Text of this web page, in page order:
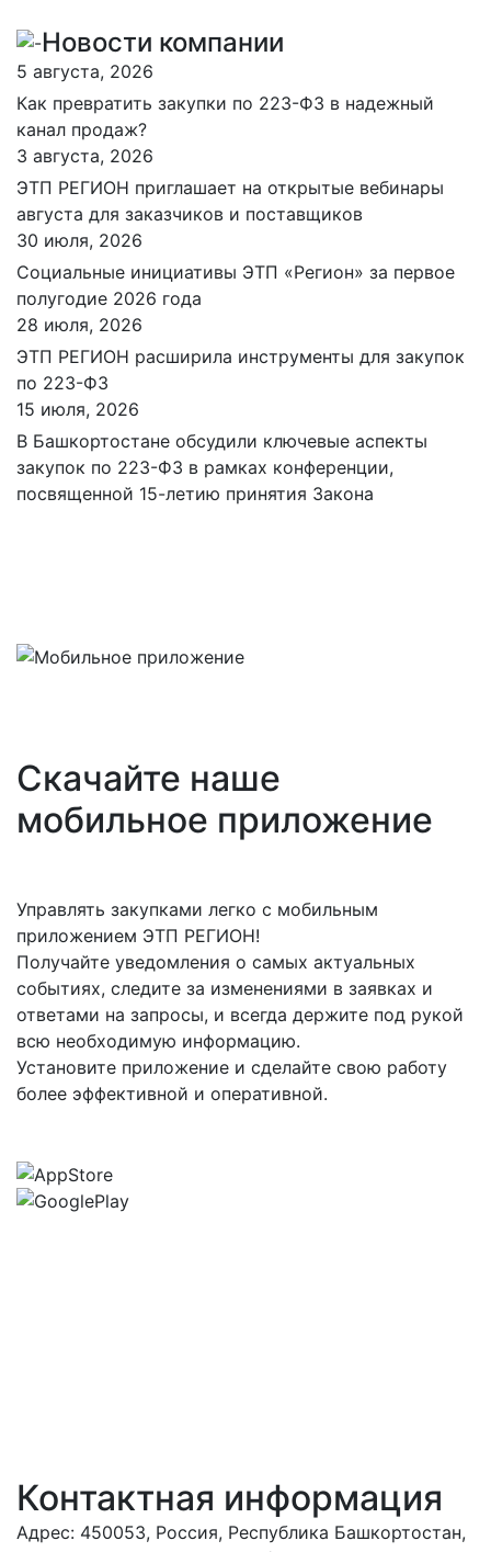
Новости компании
5 августа, 2026
Как превратить закупки по 223-ФЗ в надежный
канал продаж?
3 августа, 2026
ЭТП РЕГИОН приглашает на открытые вебинары
августа для заказчиков и поставщиков
30 июля, 2026
Социальные инициативы ЭТП «Регион» за первое
полугодие 2026 года
28 июля, 2026
ЭТП РЕГИОН расширила инструменты для закупок
по 223-ФЗ
15 июля, 2026
В Башкортостане обсудили ключевые аспекты
закупок по 223-ФЗ в рамках конференции,
посвященной 15-летию принятия Закона
Скачайте наше
мобильное приложение
Управлять закупками легко с мобильным
приложением ЭТП РЕГИОН!
Получайте уведомления о самых актуальных
событиях, следите за изменениями в заявках и
ответами на запросы, и всегда держите под рукой
всю необходимую информацию.
Установите приложение и сделайте свою работу
более эффективной и оперативной.
Контактная информация
Адрес: 450053, Россия, Республика Башкортостан,